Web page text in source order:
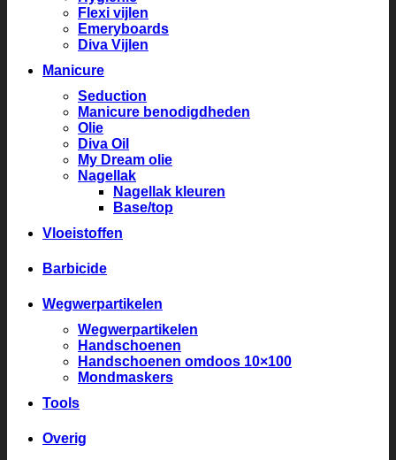
Flexi vijlen
Emeryboards
Diva Vijlen
Manicure
Seduction
Manicure benodigdheden
Olie
Diva Oil
My Dream olie
Nagellak
Nagellak kleuren
Base/top
Vloeistoffen
Barbicide
Wegwerpartikelen
Wegwerpartikelen
Handschoenen
Handschoenen omdoos 10×100
Mondmaskers
Tools
Overig